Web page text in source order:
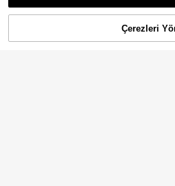
Çerezleri